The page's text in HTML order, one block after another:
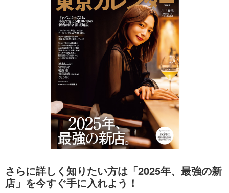
さらに詳しく知りたい方は「2025年、最強の新
店」を今すぐ手に入れよう！